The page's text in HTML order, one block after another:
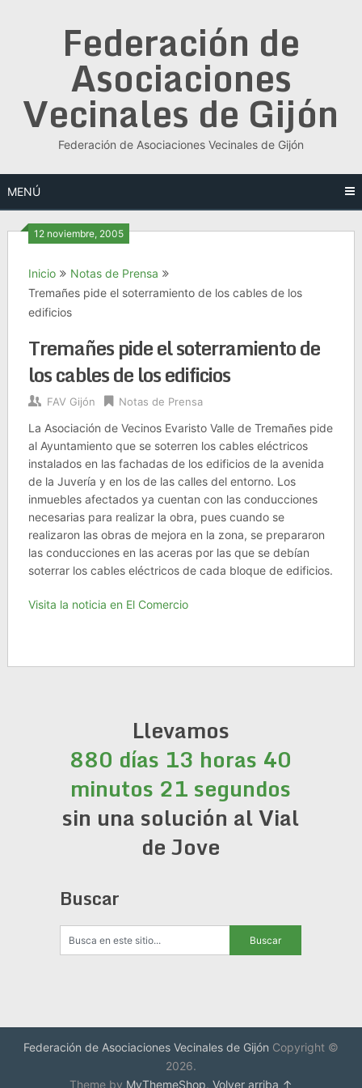
Federación de
Asociaciones
Vecinales de Gijón
Federación de Asociaciones Vecinales de Gijón
MENÚ
12 noviembre, 2005
Inicio
Notas de Prensa
Tremañes pide el soterramiento de los cables de los
edificios
Tremañes pide el soterramiento de
los cables de los edificios
FAV Gijón Notas de Prensa
La Asociación de Vecinos Evaristo Valle de Tremañes pide
al Ayuntamiento que se soterren los cables eléctricos
instalados en las fachadas de los edificios de la avenida
de la Juvería y en los de las calles del entorno. Los
inmuebles afectados ya cuentan con las conducciones
necesarias para realizar la obra, pues cuando se
realizaron las obras de mejora en la zona, se prepararon
las conducciones en las aceras por las que se debían
soterrar los cables eléctricos de cada bloque de edificios.
Visita la noticia en El Comercio
Llevamos
880 días 13 horas 40
minutos 21 segundos
sin una solución al Vial
de Jove
Buscar
Federación de Asociaciones Vecinales de Gijón Copyright ©
2026.
Theme by MyThemeShop. Volver arriba ↑